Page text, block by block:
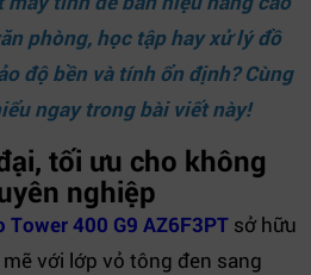
phòng, học tập hay xử lý đồ
độ bền và tính ổn định?Cùng
ngay trong bài viết này!
tối ưu cho không
nghiệp
400 G9 AZ6F3PT sở hữu
với lớp vỏ tông đen sang